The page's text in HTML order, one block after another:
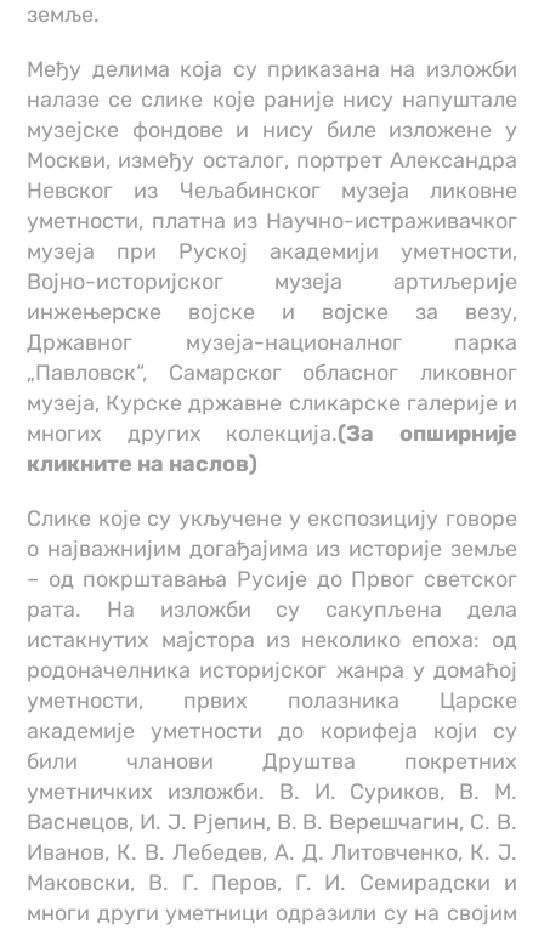
земље.
Међу делима која су приказана на изложби
налазе се слике које раније нису напуштале
музејске фондове и нису биле изложене у
Москви, између осталог, портрет Александра
Невског из Чељабинског музеја ликовне
уметности, платна из Научно-истраживачког
музеја при Руској академији уметности,
Војно-историјског музеја артиљерије
инжењерске војске и војске за везу,
Државног музеја-националног парка
„Павловск“, Самарског обласног ликовног
музеја, Курске државне сликарске галерије и
многих других колекција.(За опширније
кликните на наслов)
Слике које су укључене у експозицију говоре
о најважнијим догађајима из историје земље
– од покрштавања Русије до Првог светског
рата. На изложби су сакупљена дела
истакнутих мајстора из неколико епоха: од
родоначелника историјског жанра у домаћој
уметности, првих полазника Царске
академије уметности до корифеја који су
били чланови Друштва покретних
уметничких изложби. В. И. Суриков, В. М.
Васнецов, И. Ј. Рјепин, В. В. Верешчагин, С. В.
Иванов, К. В. Лебедев, А. Д. Литовченко, К. Ј.
Маковски, В. Г. Перов, Г. И. Семирадски и
многи други уметници одразили су на својим